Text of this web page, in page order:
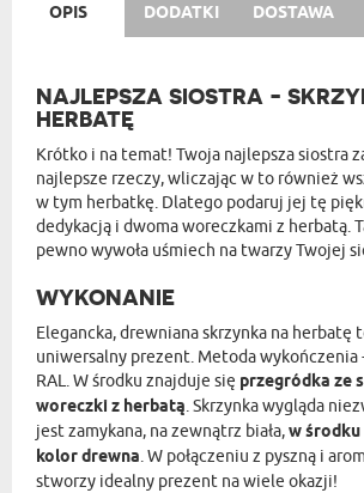
OPIS DODATKI DOSTAWA
NAJLEPSZA SIOSTRA -
HERBATĘ
Krótko i na temat! Twoja najlepsza siostra
najlepsze rzeczy, wliczając w to również
w tym herbatkę. Dlatego podaruj jej tę
dedykacją i dwoma woreczkami z herbatą.
pewno wywoła uśmiech na twarzy Twojej
WYKONANIE
Elegancka, drewniana skrzynka na herbatę
uniwersalny prezent. Metoda wykończenia -
RAL. W środku znajduje się przegródka ze
woreczki z herbatą. Skrzynka wygląda
jest zamykana, na zewnątrz biała,w
kolor drewna. W połączeniu z pyszną i
stworzy idealny prezent na wiele okazji!